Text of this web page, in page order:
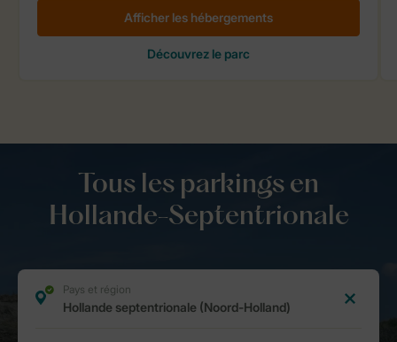
Tous les parkings en
Hollande-Septentrionale